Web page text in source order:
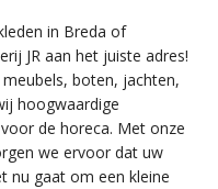
in Breda of
JR aan het juiste adres!
boten, jachten,
hoogwaardige
de horeca. Met onze
we ervoor dat uw
nu gaat om een kleine